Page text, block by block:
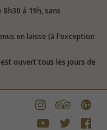
à 19h, sans
en laisse (à l'exception
ouvert tous les jours de